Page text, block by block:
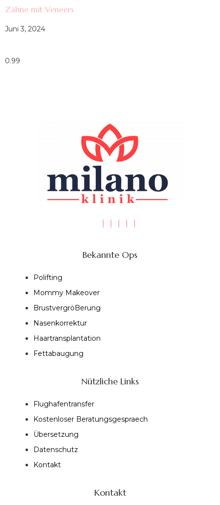
Zähne mit Veneers
Juni 3, 2024
Bekannte Ops
Polifting
Mommy Makeover
BrustvergröBerung
Nasenkorrektur
Haartransplantation
Fettabaugung
Nützliche Links
Flughafentransfer
Kostenloser Beratungsgespraech
Übersetzung
Datenschutz
Kontakt
Kontakt